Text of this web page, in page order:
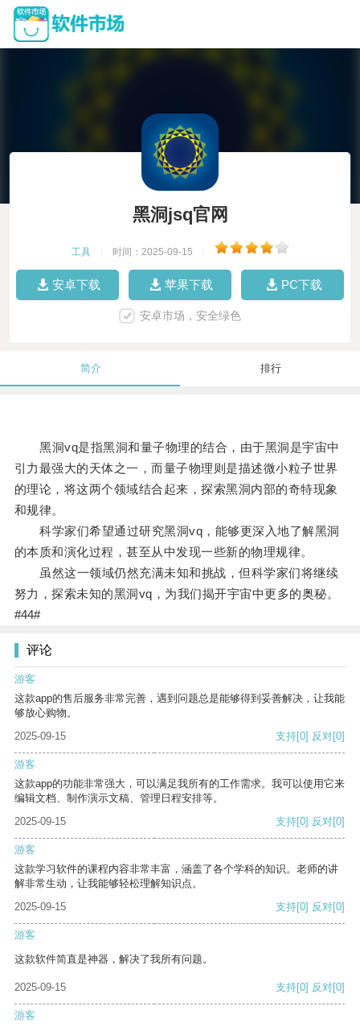
黑洞jsq官网
工具 时间：2025-09-15
安卓下载 苹果下载 PC下载
安卓市场，安全绿色
简介 排行
黑洞vq是指黑洞和量子物理的结合，由于黑洞是宇宙中
引力最强大的天体之一，而量子物理则是描述微小粒子世界
的理论，将这两个领域结合起来，探索黑洞内部的奇特现象
和规律。
科学家们希望通过研究黑洞vq，能够更深入地了解黑洞
的本质和演化过程，甚至从中发现一些新的物理规律。
虽然这一领域仍然充满未知和挑战，但科学家们将继续
努力，探索未知的黑洞vq，为我们揭开宇宙中更多的奥秘。
#44#
评论
游客
这款app的售后服务非常完善，遇到问题总是能够得到妥善解决，让我能
够放心购物。
2025-09-15
支持[0] 反对[0]
游客
这款app的功能非常强大，可以满足我所有的工作需求。我可以使用它来
编辑文档、制作演示文稿、管理日程安排等。
2025-09-15
支持[0] 反对[0]
游客
这款学习软件的课程内容非常丰富，涵盖了各个学科的知识。老师的讲
解非常生动，让我能够轻松理解知识点。
2025-09-15
支持[0] 反对[0]
游客
这款软件简直是神器，解决了我所有问题。
2025-09-15 支持[0] 反对[0]
游客